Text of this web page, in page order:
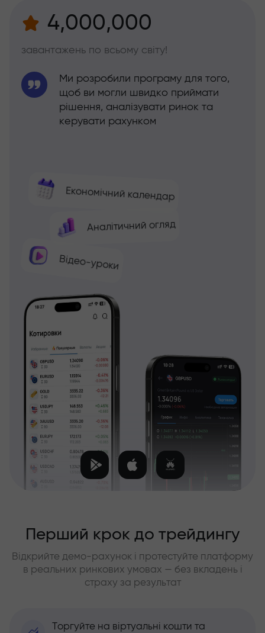
4,000,000
завантажень по всьому світу!
Економічний календар
Аналітичний огляд
Відео-уроки
Ми розробили програму для того,
щоб ви могли швидко приймати
рішення, аналізувати ринок та
керувати рахунком
Перший крок до трейдингу
Відкрийте демо-рахунок і протестуйте платформу
в реальних ринкових умовах — без вкладень і
страху за результат
Торгуйте на віртуальні кошти та